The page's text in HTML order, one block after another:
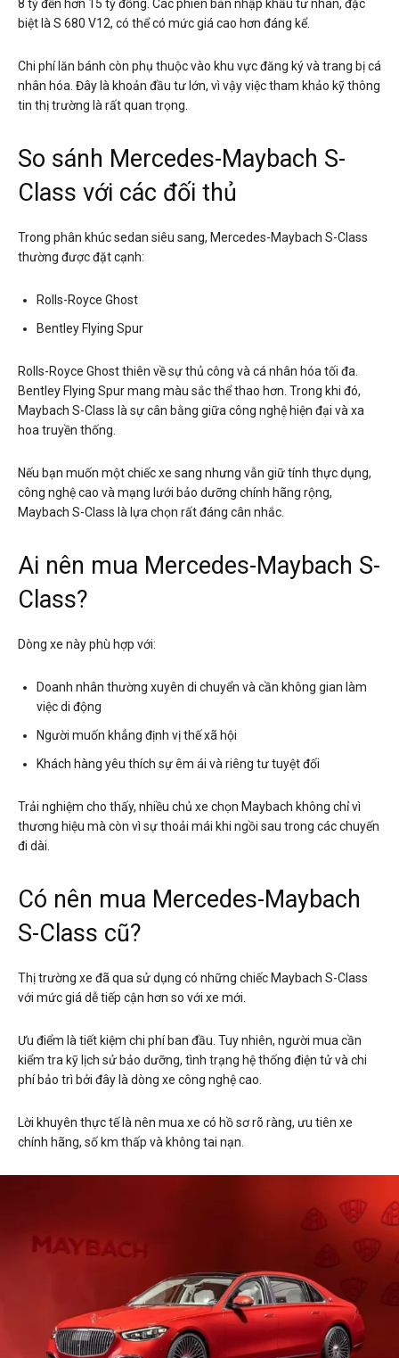
8 tỷ đến hơn 15 tỷ đồng. Các phiên bản nhập khẩu tư nhân, đặc
biệt là S 680 V12, có thể có mức giá cao hơn đáng kể.
Chi phí lăn bánh còn phụ thuộc vào khu vực đăng ký và trang bị cá
nhân hóa. Đây là khoản đầu tư lớn, vì vậy việc tham khảo kỹ thông
tin thị trường là rất quan trọng.
So sánh Mercedes-Maybach S-
Class với các đối thủ
Trong phân khúc sedan siêu sang, Mercedes-Maybach S-Class
thường được đặt cạnh:
Rolls-Royce Ghost
Bentley Flying Spur
Rolls-Royce Ghost thiên về sự thủ công và cá nhân hóa tối đa.
Bentley Flying Spur mang màu sắc thể thao hơn. Trong khi đó,
Maybach S-Class là sự cân bằng giữa công nghệ hiện đại và xa
hoa truyền thống.
Nếu bạn muốn một chiếc xe sang nhưng vẫn giữ tính thực dụng,
công nghệ cao và mạng lưới bảo dưỡng chính hãng rộng,
Maybach S-Class là lựa chọn rất đáng cân nhắc.
Ai nên mua Mercedes-Maybach S-
Class?
Dòng xe này phù hợp với:
Doanh nhân thường xuyên di chuyển và cần không gian làm
việc di động
Người muốn khẳng định vị thế xã hội
Khách hàng yêu thích sự êm ái và riêng tư tuyệt đối
Trải nghiệm cho thấy, nhiều chủ xe chọn Maybach không chỉ vì
thương hiệu mà còn vì sự thoải mái khi ngồi sau trong các chuyến
đi dài.
Có nên mua Mercedes-Maybach
S-Class cũ?
Thị trường xe đã qua sử dụng có những chiếc Maybach S-Class
với mức giá dễ tiếp cận hơn so với xe mới.
Ưu điểm là tiết kiệm chi phí ban đầu. Tuy nhiên, người mua cần
kiểm tra kỹ lịch sử bảo dưỡng, tình trạng hệ thống điện tử và chi
phí bảo trì bởi đây là dòng xe công nghệ cao.
Lời khuyên thực tế là nên mua xe có hồ sơ rõ ràng, ưu tiên xe
chính hãng, số km thấp và không tai nạn.